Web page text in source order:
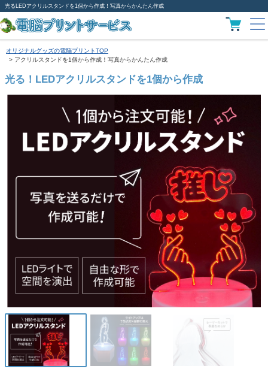
光るLEDアクリルスタンドを1個から作成！写真からかんたん作成
オリジナルグッズの電脳プリントTOP
アクリルスタンドを1個から作成！写真からかんたん作成
光る！LEDアクリルスタンドを1個から作成